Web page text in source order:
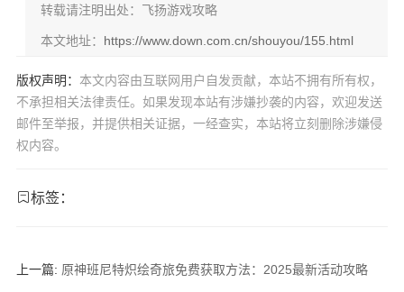
转载请注明出处：飞扬游戏攻略
本文地址： https://www.down.com.cn/shouyou/155.html
版权声明： 本文内容由互联网用户自发贡献，本站不拥有所有权，
不承担相关法律责任。如果发现本站有涉嫌抄袭的内容，欢迎发送
邮件至举报，并提供相关证据，一经查实，本站将立刻删除涉嫌侵
权内容。
标签：
上一篇: 原神班尼特炽绘奇旅免费获取方法：2025最新活动攻略